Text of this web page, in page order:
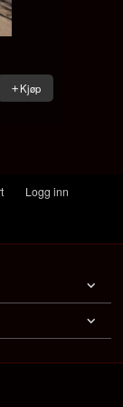
Kjøp
Logg inn